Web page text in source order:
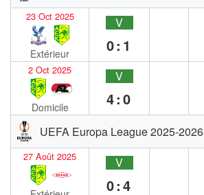
23 Oct 2025
Extérieur
V
0:1
2 Oct 2025
Domicile
V
4:0
UEFA Europa League 2025-2026
27 Août 2025 V
0:4